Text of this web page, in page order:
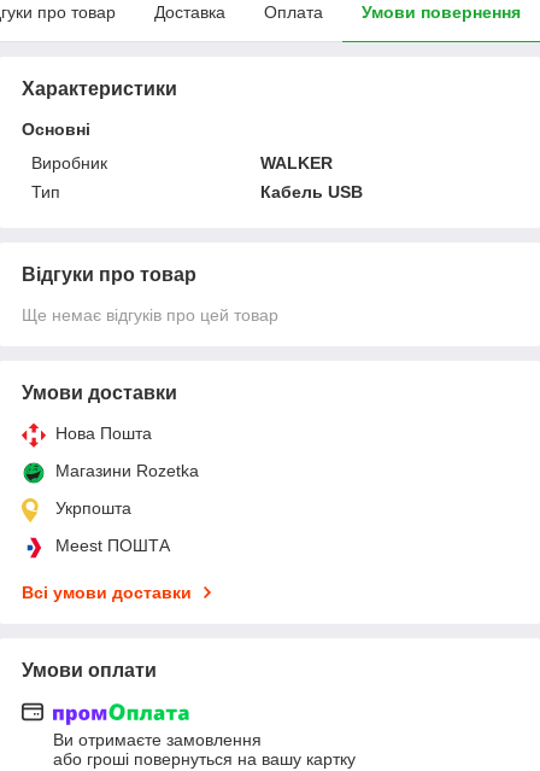
про товар Доставка Оплата Умови повернення
Характеристики
Основні
Виробник
WALKER
Тип
Кабель USB
Відгуки про товар
Ще немає відгуків про цей товар
Умови доставки
Нова Пошта
Магазини Rozetka
Укрпошта
Meest ПОШТА
Всі умови доставки
Умови оплати
Ви отримаєте замовлення
або гроші повернуться на вашу картку